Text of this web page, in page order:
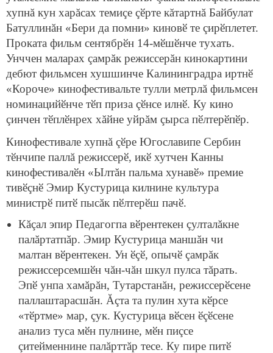
хупнă кун харăсах темиçе çӗрте кăтартнă Байбулат
Батуллинăн «Бери да помни» киновӗ те çирӗплетет.
Проката фильм сентябрӗн 14-мӗшӗнче тухать.
Унччен маларах çамрăк режиссерăн кинокартини
дебют фильмсен хушшинче Калининградра иртнӗ
«Короче» кинофестивальте тулли метрлă фильмсен
номинацийӗнче тӗп приза çӗнсе илнӗ. Ку кино
çинчен тӗплӗнрех хăйне уйрăм çырса пӗлтерӗпӗр.
Кинофестивале хупнă çӗре Югославипе Сербин
тӗнчипе паллă режиссерӗ, икӗ хутчен Канны
кинофестивалӗн «Ылтăн пальма хунавӗ» премие
тивӗçнӗ Эмир Кустурица килнине культура
министрӗ питӗ пысăк пӗлтерӗш пачӗ.
Кăçал эпир Педагогпа вӗрентекен çулталăкне
палăртатпăр. Эмир Кустурица маншăн чи
малтан вӗрентекен. Ун ӗçӗ, опычӗ çамрăк
режиссерсемшӗн чăн-чăн шкул пулса тăрать.
Эпӗ унпа хамăрăн, Тутарстанăн, режиссерӗсене
паллаштарасшăн. Ăçта та пулин хута кӗрсе
«тӗртме» мар, çук. Кустурица вӗсен ӗçӗсене
анализ туса мӗн пулнине, мӗн пиçсе
çитейменнине палăрттăр тесе. Ку пире питӗ